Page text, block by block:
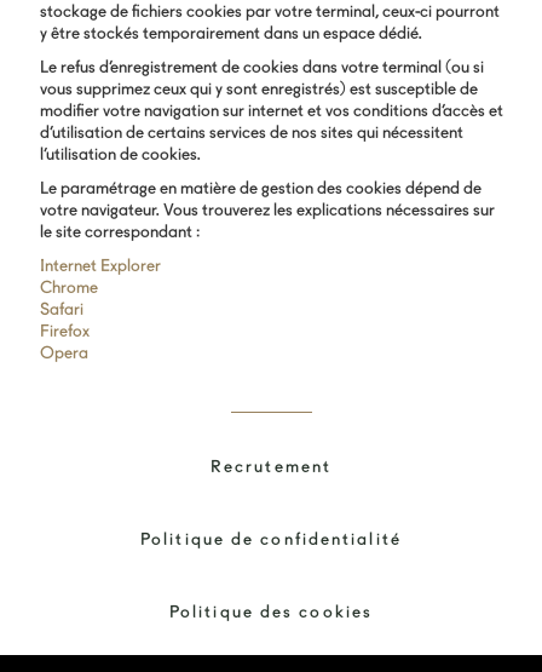
stockage de fichiers cookies par votre terminal, ceux-ci pourront
y être stockés temporairement dans un espace dédié.
Le refus d’enregistrement de cookies dans votre terminal (ou si
vous supprimez ceux qui y sont enregistrés) est susceptible de
modifier votre navigation sur internet et vos conditions d’accès et
d’utilisation de certains services de nos sites qui nécessitent
l’utilisation de cookies.
Le paramétrage en matière de gestion des cookies dépend de
votre navigateur. Vous trouverez les explications nécessaires sur
le site correspondant :
Internet Explorer
Chrome
Safari
Firefox
Opera
Recrutement
Politique de confidentialité
Politique des cookies